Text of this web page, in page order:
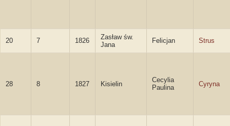
20 7 1826
Zasław św.
Jana
Felicjan Strus
28 8 1827 Kisielin
Cecylia
Paulina
Cyryna